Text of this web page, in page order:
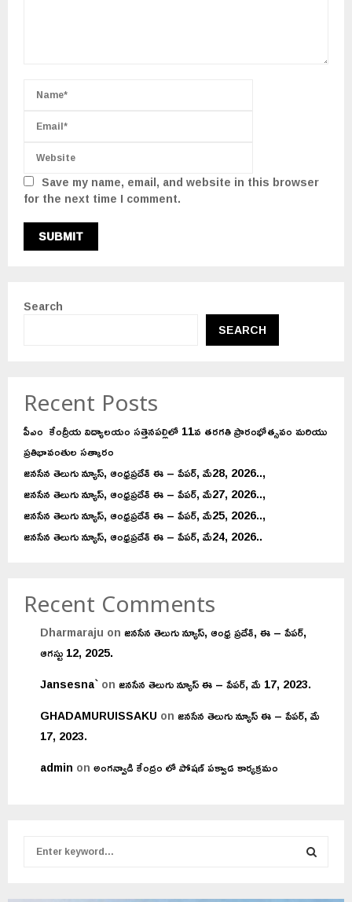
Save my name, email, and website in this browser
for the next time I comment.
Search
SEARCH
Recent Posts
పీఎం కేంద్రీయ విద్యాలయం సత్తెనపల్లిలో 11వ తరగతి ప్రారంభోత్సవం మరియు
ప్రతిభావంతుల సత్కారం
జనసేన తెలుగు న్యూస్, ఆంధ్రప్రదేశ్ ఈ – పేపర్, మే28, 2026..,
జనసేన తెలుగు న్యూస్, ఆంధ్రప్రదేశ్ ఈ – పేపర్, మే27, 2026..,
జనసేన తెలుగు న్యూస్, ఆంధ్రప్రదేశ్ ఈ – పేపర్, మే25, 2026..,
జనసేన తెలుగు న్యూస్, ఆంధ్రప్రదేశ్ ఈ – పేపర్, మే24, 2026..
Recent Comments
Dharmaraju onజనసేన తెలుగు న్యూస్, ఆంధ్ర ప్రదేశ్, ఈ – పేపర్,
ఆగస్టు 12, 2025.
Jansesna`onజనసేన తెలుగు న్యూస్ ఈ – పేపర్, మే 17, 2023.
GHADAMURUISSAKU onజనసేన తెలుగు న్యూస్ ఈ – పేపర్, మే
17, 2023.
admin onఅంగన్వాడి కేంద్రం లో పోషణ్ పక్వాడ కార్యక్రమం
r